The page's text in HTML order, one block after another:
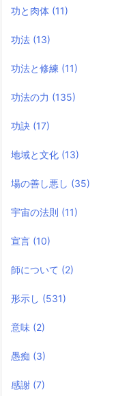
功と肉体 (11)
功法 (13)
功法と修練 (11)
功法の力 (135)
功訣 (17)
地域と文化 (13)
場の善し悪し (35)
宇宙の法則 (11)
宣言 (10)
師について (2)
形示し (531)
意味 (2)
愚痴 (3)
感謝 (7)